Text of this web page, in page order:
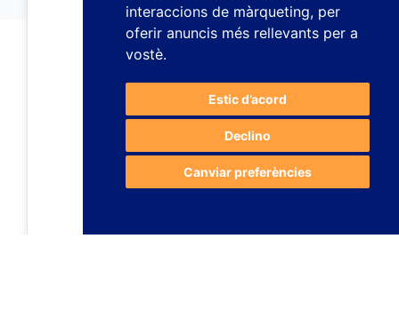
interaccions de màrqueting, per
oferir anuncis més rellevants per a
vostè.
Estic d’acord
Declino
Canviar preferències